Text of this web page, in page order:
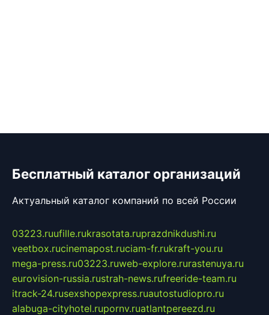
Бесплатный каталог организаций
Актуальный каталог компаний по всей России
03223.ruufille.rukrasotata.ruprazdnikdushi.ru
veetbox.rucinemapost.ruciam-fr.rukraft-you.ru
mega-press.ru03223.ruweb-explore.rurastenuya.ru
eurovision-russia.rustrah-news.rufreeride-team.ru
itrack-24.rusexshopexpress.ruautostudiopro.ru
alabuga-cityhotel.rupornv.ruatlantpereezd.ru